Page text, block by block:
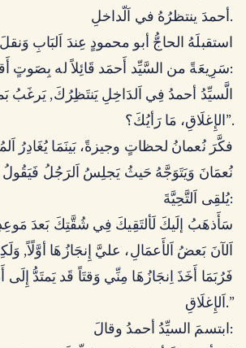
أحمدَ ينتظرُهُ في اَلّداخلِ.
استقبلَهُ الحاجُّ أبو محمودٍ عِندَ اَلبَابِ
سَرِيعَةً من السَّيِّد أَحمَد قَائِلاً له بِصَوتٍ أَقرَبَ إِلَى اَلهَمسِ:
الإِغلَاقِ، مَا رَأيُكَ؟”.
فكَّرَ نُعمانُ لحظاتٍ وجيزةً، بَينَمَا يُغَادِرُ
نُعمَانَ وَيَتَوَجَّهُ حَيثُ يَجلِسُ اَلرَجُلُ
يُلقِى اَلتَّحِيَّةَ:
اَلآنَ بَعضُ اَلأَعمَالِ، عليَّ إِنجَازُهَا أوَّلًاً,
فَرُبَمَا أَخَذَ اِنجَازُهَا مِنِّي وَقتَاً قَد يَمتَدُّ
اَلإِغلَاقِ.”
ابتسمَ السيِّدُ أحمدُ وقالَ: